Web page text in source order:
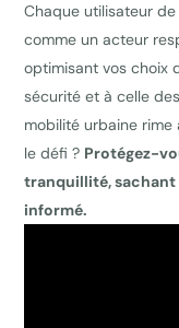
Chaque utilisateur
comme un acteur
optimisant vos choix
sécurité et à celle
mobilité urbaine
le défi ? Protégez-
tranquillité, sachant
informé.